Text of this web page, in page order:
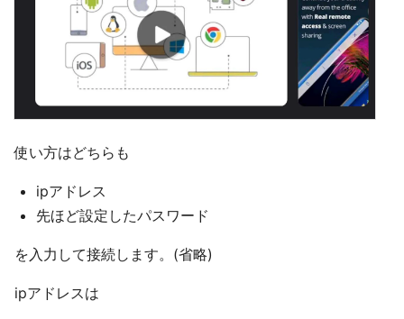
使い方はどちらも
ipアドレス
先ほど設定したパスワード
を入力して接続します。(省略)
ipアドレスは